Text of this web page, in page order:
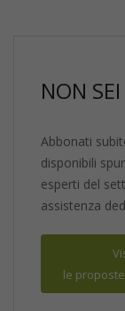
NON
Abbonati
disponibili
esperti del
assistenza
le